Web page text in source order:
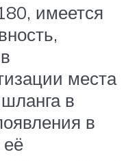
имеется
места
в
в